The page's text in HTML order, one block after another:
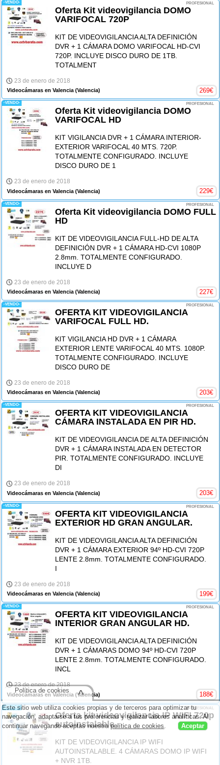
-VENDO- PROFESIONAL
Oferta Kit videovigilancia DOMO
VARIFOCAL 720P
KIT DE VIDEOVIGILANCIA ALTA DEFINICIÓN
DVR + 1 CÁMARA DOMO VARIFOCAL HD-CVI
720P. INCLUYE DISCO DURO DE 1TB.
TOTALMENT
23 de enero de 2018
Videocámaras en Valencia (Valencia) 269€
-VENDO- PROFESIONAL
Oferta Kit videovigilancia DOMO
VARIFOCAL HD
KIT VIGILANCIA DVR + 1 CÁMARA INTERIOR-
EXTERIOR VARIFOCAL 40 MTS. 720P.
TOTALMENTE CONFIGURADO. INCLUYE
DISCO DURO DE 1
23 de enero de 2018
Videocámaras en Valencia (Valencia) 229€
-VENDO- PROFESIONAL
Oferta Kit videovigilancia DOMO FULL
HD
KIT DE VIDEOVIGILANCIA FULL-HD DE ALTA
DEFINICIÓN DVR + 1 CÁMARA HD-CVI 1080P
2.8mm. TOTALMENTE CONFIGURADO.
INCLUYE D
23 de enero de 2018
Videocámaras en Valencia (Valencia) 227€
-VENDO- PROFESIONAL
OFERTA KIT VIDEOVIGILANCIA
VARIFOCAL FULL HD.
KIT VIGILANCIA HD DVR + 1 CÁMARA
EXTERIOR LENTE VARIFOCAL 40 MTS. 1080P.
TOTALMENTE CONFIGURADO. INCLUYE
DISCO DURO DE
23 de enero de 2018
Videocámaras en Valencia(Valencia) 203€
-VENDO- PROFESIONAL
OFERTA KIT VIDEOVIGILANCIA
CÁMARA INSTALADA EN PIR HD.
KIT DE VIDEOVIGILANCIA DE ALTA DEFINICIÓN
DVR + 1 CÁMARA INSTALADA EN DETECTOR
PIR. TOTALMENTE CONFIGURADO. INCLUYE
DI
23 de enero de 2018
Videocámaras en Valencia (Valencia) 203€
-VENDO- PROFESIONAL
OFERTA KIT VIDEOVIGILANCIA
EXTERIOR HD GRAN ANGULAR.
KIT DE VIDEOVIGILANCIA ALTA DEFINICIÓN
DVR + 1 CÁMARA EXTERIOR 94º HD-CVI 720P
LENTE 2.8mm. TOTALMENTE CONFIGURADO.
I
23 de enero de 2018
Videocámaras en Valencia (Valencia) 199€
-VENDO- PROFESIONAL
OFERTA KIT VIDEOVIGILANCIA
INTERIOR GRAN ANGULAR HD.
KIT DE VIDEOVIGILANCIA ALTA DEFINICIÓN
DVR + 1 CÁMARAS DOMO 94º HD-CVI 720P
LENTE 2.8mm. TOTALMENTE CONFIGURADO.
INCL
23 de enero de 2018
Videocámaras en Valencia (Valencia) 188€
-VENDO- PROFESIONAL
Oferta kit videovigilancia IP WIFI 720p
autoinstalable.
KIT DE VIDEOVIGILANCIA IP WIFI
AUTOINSTALABLE. 4 CÁMARAS DOMO IP WIFI
+ NVR 1TB.
Este sitio web utiliza cookies propias y de terceros para optimizar tu
navegación, adaptarse a tus preferencias y realizar labores analíticas. Al
continuar navegando aceptas nuestrapolítica de cookies. Aceptar
Política de cookies ^